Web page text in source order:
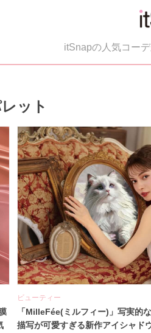
itSnapの人気コー
ット
ビューティー
「MilleFée(ミルフィー)」写実的
描写が可愛すぎる新作アイシャド